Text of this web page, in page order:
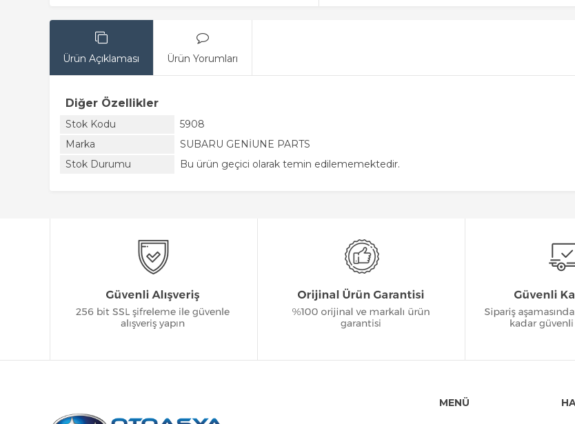
Ürün Açıklaması Ürün Yorumları
Diğer Özellikler
Stok Kodu
5908
Marka
SUBARU GENİUNE PARTS
Stok Durumu
Bu ürün geçici olarak temin edilememektedir.
MENÜ